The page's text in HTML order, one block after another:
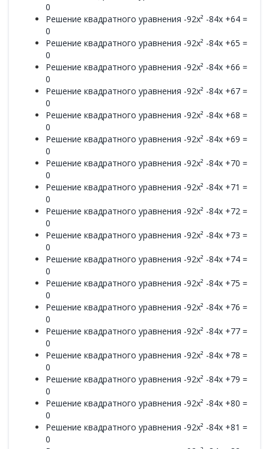
0
Решение квадратного уравнения -92x² -84x +64 =
0
Решение квадратного уравнения -92x² -84x +65 =
0
Решение квадратного уравнения -92x² -84x +66 =
0
Решение квадратного уравнения -92x² -84x +67 =
0
Решение квадратного уравнения -92x² -84x +68 =
0
Решение квадратного уравнения -92x² -84x +69 =
0
Решение квадратного уравнения -92x² -84x +70 =
0
Решение квадратного уравнения -92x² -84x +71 =
0
Решение квадратного уравнения -92x² -84x +72 =
0
Решение квадратного уравнения -92x² -84x +73 =
0
Решение квадратного уравнения -92x² -84x +74 =
0
Решение квадратного уравнения -92x² -84x +75 =
0
Решение квадратного уравнения -92x² -84x +76 =
0
Решение квадратного уравнения -92x² -84x +77 =
0
Решение квадратного уравнения -92x² -84x +78 =
0
Решение квадратного уравнения -92x² -84x +79 =
0
Решение квадратного уравнения -92x² -84x +80 =
0
Решение квадратного уравнения -92x² -84x +81 =
0